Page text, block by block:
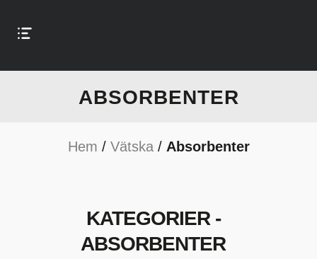
ABSORBENTER
Hem / Vätska/ Absorbenter
KATEGORIER -
ABSORBENTER